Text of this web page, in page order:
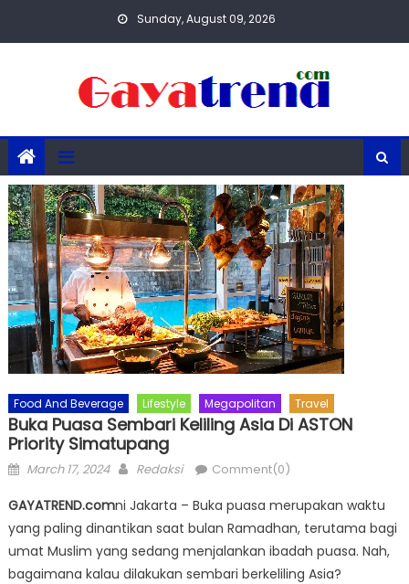
Sunday, August 09, 2026
Food And Beverage Lifestyle Megapolitan Travel
Buka Puasa Sembari Keliling Asia Di ASTON
Priority Simatupang
Posted
March 17, 2024 Author
Redaksi Comment(0)
GAYATREND.comni Jakarta – Buka puasa merupakan waktu
yang paling dinantikan saat bulan Ramadhan, terutama bagi
umat Muslim yang sedang menjalankan ibadah puasa. Nah,
bagaimana kalau dilakukan sembari berkeliling Asia?